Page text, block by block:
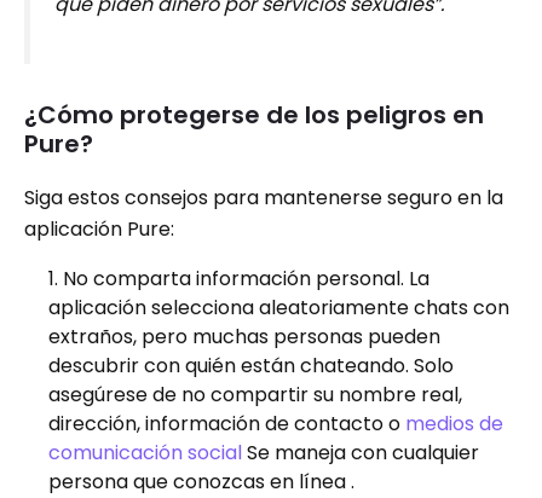
¿Cómo protegerse de los peligros en
Pure?
Siga estos consejos para mantenerse seguro en la
aplicación Pure:
No comparta información personal. La
aplicación selecciona aleatoriamente chats con
extraños, pero muchas personas pueden
descubrir con quién están chateando. Solo
asegúrese de no compartir su nombre real,
dirección, información de contacto o medios de
comunicación socialSe maneja con cualquier
persona que conozcas en línea .